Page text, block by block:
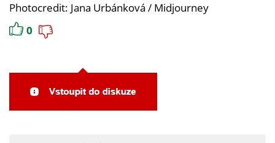
Photocredit: Jana Urbánková / Midjourney
0